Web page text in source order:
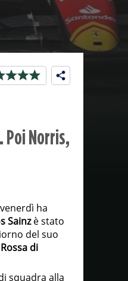
Norris,
ha
Sainzè stato
del suo
Rossa di
squadra alla